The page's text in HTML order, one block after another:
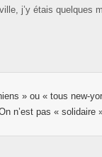
j’y étais quelques
» ou « tous new-
n’est pas « solidaire